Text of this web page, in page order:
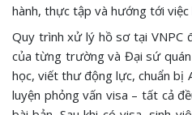
hành, thực tập và hướng tới
Quy trình xử lý hồ sơ tại VNPC
của từng trường và Đại sứ
học, viết thư động lực, chuẩn bị
luyện phỏng vấn visa – tất cả